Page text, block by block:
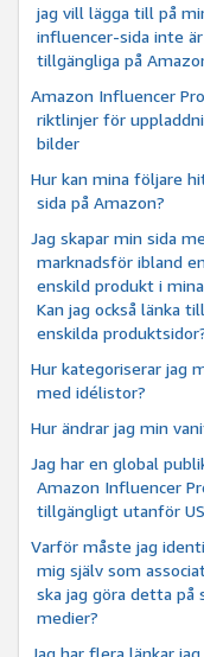
jag vill lägga till på
influencer-sida inte är
tillgängliga på
Amazon Influencer
riktlinjer för
bilder
Hur kan mina följare
sida på Amazon?
Jag skapar min sida
marknadsför ibland
enskild produkt i
Kan jag också länka till
enskilda
Hur kategoriserar jag
med idélistor?
Hur ändrar jag min
Jag har en global
Amazon Influencer
tillgängligt utanför
Varför måste jag
mig själv som
ska jag göra detta på
medier?
Jag har flera länkar